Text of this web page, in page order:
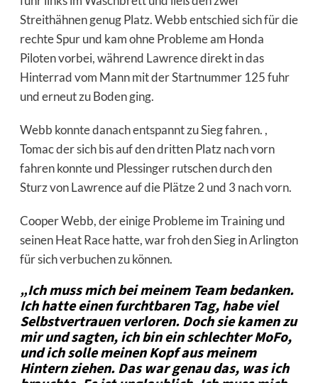
Streithähnen genug Platz. Webb entschied sich für die
rechte Spur und kam ohne Probleme am Honda
Piloten vorbei, während Lawrence direkt in das
Hinterrad vom Mann mit der Startnummer 125 fuhr
und erneut zu Boden ging.
Webb konnte danach entspannt zu Sieg fahren. ,
Tomac der sich bis auf den dritten Platz nach vorn
fahren konnte und Plessinger rutschen durch den
Sturz von Lawrence auf die Plätze 2 und 3 nach vorn.
Cooper Webb, der einige Probleme im Training und
seinen Heat Race hatte, war froh den Sieg in Arlington
für sich verbuchen zu können.
„Ich muss mich bei meinem Team bedanken.
Ich hatte einen furchtbaren Tag, habe viel
Selbstvertrauen verloren. Doch sie kamen zu
mir und sagten, ich bin ein schlechter MoFo,
und ich solle meinen Kopf aus meinem
Hintern ziehen. Das war genau das, was ich